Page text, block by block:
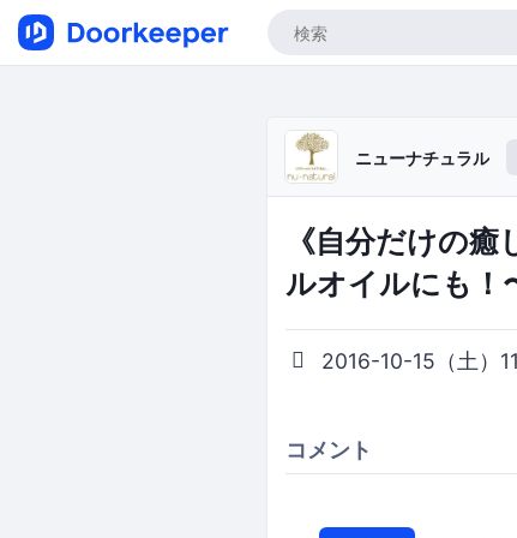
ニューナチュラル
《自分だけの
ルオイルにも！
2016-10-15（土）
コメント